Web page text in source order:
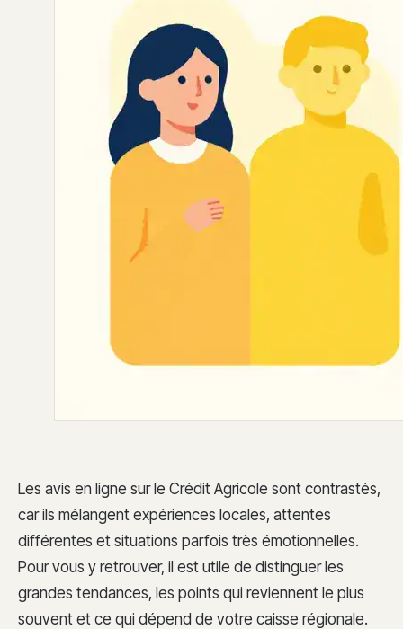
Les avis en ligne sur le Crédit Agricole sont contrastés,
car ils mélangent expériences locales, attentes
différentes et situations parfois très émotionnelles.
Pour vous y retrouver, il est utile de distinguer les
grandes tendances, les points qui reviennent le plus
souvent et ce qui dépend de votre caisse régionale.